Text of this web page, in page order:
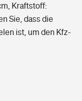
Kraftstoff:
Sie, dass die
ist, um den Kfz-